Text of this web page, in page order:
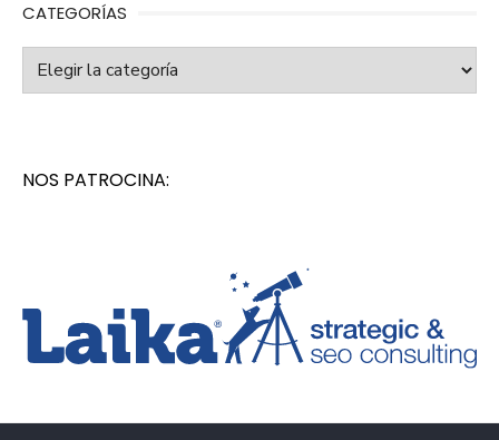
CATEGORÍAS
Categorías
NOS PATROCINA: